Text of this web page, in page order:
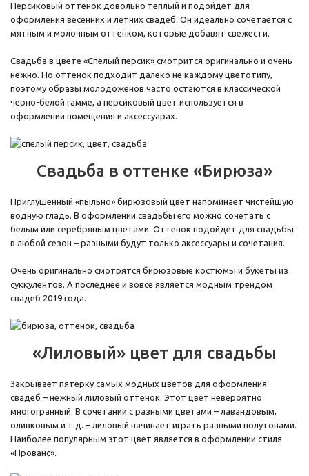
Персиковый оттенок довольно теплый и подойдет для
оформления весенних и летних свадеб. Он идеально сочетается с
мятным и молочным оттенком, которые добавят свежести.
Свадьба в цвете «Спелый персик» смотрится оригинально и очень
нежно. Но оттенок подходит далеко не каждому цветотипу,
поэтому образы молодоженов часто остаются в классической
черно-белой гамме, а персиковый цвет используется в
оформлении помещения и аксессуарах.
Свадьба в оттенке «Бирюза»
Приглушенный «пыльно» бирюзовый цвет напоминает чистейшую
водную гладь. В оформлении свадьбы его можно сочетать с
белым или серебряным цветами. Оттенок подойдет для свадьбы
в любой сезон – разными будут только аксессуары и сочетания.
Очень оригинально смотрятся бирюзовые костюмы и букеты из
суккулентов. А последнее и вовсе является модным трендом
свадеб 2019 года.
«Лиловый» цвет для свадьбы
Закрывает пятерку самых модных цветов для оформления
свадеб – нежный лиловый оттенок. Этот цвет невероятно
многогранный. В сочетании с разными цветами – лавандовым,
оливковым и т.д. – лиловый начинает играть разными полутонами.
Наиболее популярным этот цвет является в оформлении стиля
«Прованс».